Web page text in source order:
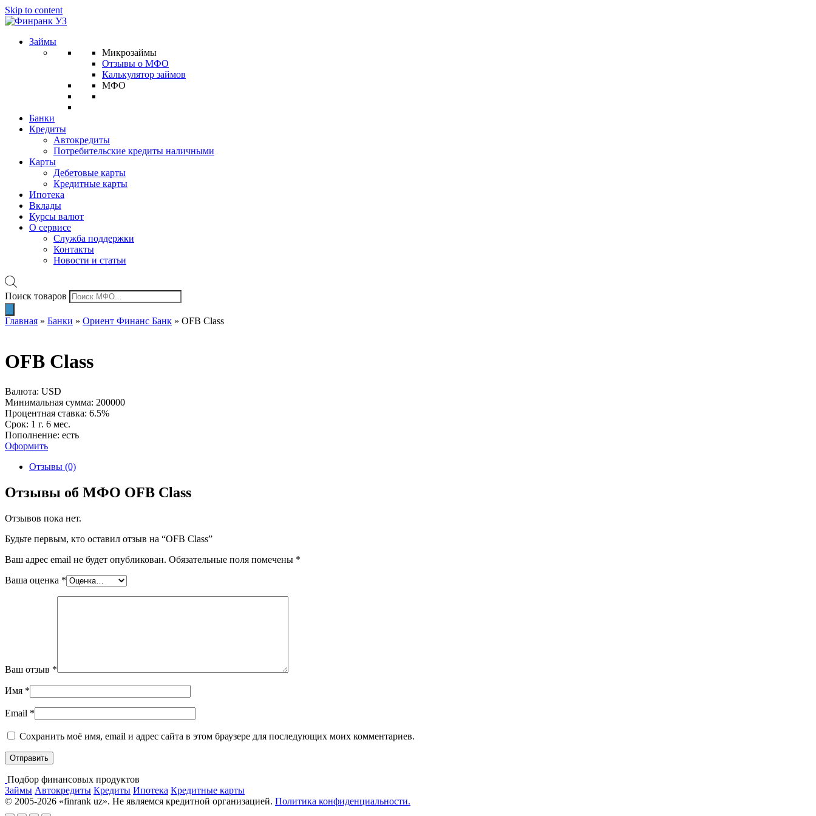
Skip to content
Займы
Микрозаймы
Отзывы о МФО
Калькулятор займов
МФО
Банки
Кредиты
Автокредиты
Потребительские кредиты наличными
Карты
Дебетовые карты
Кредитные карты
Ипотека
Вклады
Курсы валют
О сервисе
Служба поддержки
Контакты
Новости и статьи
Поиск товаров
Главная » Банки » Ориент Финанс Банк » OFB Class
OFB Class
Валюта: USD
Минимальная сумма: 200000
Процентная ставка: 6.5%
Срок: 1 г. 6 мес.
Пополнение: есть
Оформить
Отзывы (0)
Отзывы об МФО OFB Class
Отзывов пока нет.
Будьте первым, кто оставил отзыв на “OFB Class”
Ваш адрес email не будет опубликован. Обязательные поля помечены *
Ваша оценка *
Ваш отзыв *
Имя *
Email *
Сохранить моё имя, email и адрес сайта в этом браузере для последующих моих комментариев.
Подбор финансовых продуктов
Займы Автокредиты Кредиты Ипотека Кредитные карты
© 2005-2026 «finrank uz». Не являемся кредитной организацией. Политика конфиденциальности.